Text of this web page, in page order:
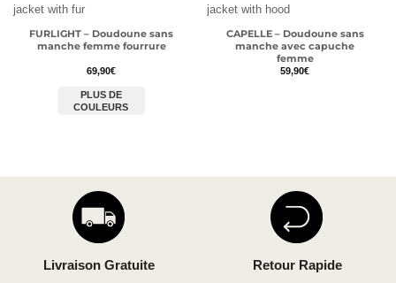
FURLIGHT – Doudoune sans
manche femme fourrure
69,90€
PLUS DE
COULEURS
CAPELLE – Doudoune sans
manche avec capuche
femme
59,90€
Livraison Gratuite Retour Rapide